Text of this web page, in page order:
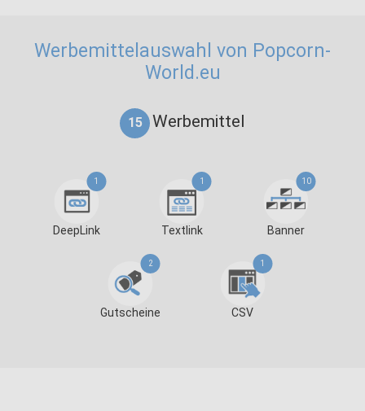
Werbemittelauswahl von Popcorn-
World.eu
15 Werbemittel
1
DeepLink
1
Textlink
10
Banner
2
Gutscheine
1
CSV